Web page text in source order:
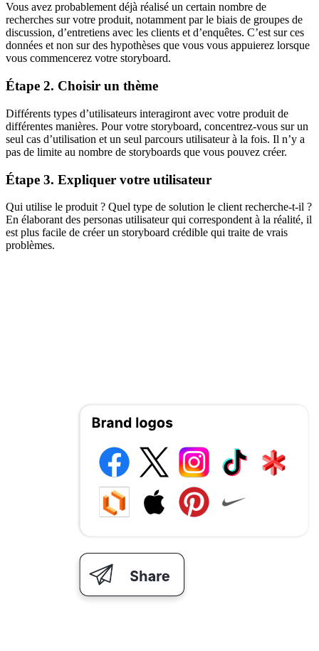
Vous avez probablement déjà réalisé un certain nombre de
recherches sur votre produit, notamment par le biais de groupes de
discussion, d’entretiens avec les clients et d’enquêtes. C’est sur ces
données et non sur des hypothèses que vous vous appuierez lorsque
vous commencerez votre storyboard.
Étape 2. Choisir un thème
Différents types d’utilisateurs interagiront avec votre produit de
différentes manières. Pour votre storyboard, concentrez-vous sur un
seul cas d’utilisation et un seul parcours utilisateur à la fois. Il n’y a
pas de limite au nombre de storyboards que vous pouvez créer.
Étape 3. Expliquer votre utilisateur
Qui utilise le produit ? Quel type de solution le client recherche-t-il ?
En élaborant des personas utilisateur qui correspondent à la réalité, il
est plus facile de créer un storyboard crédible qui traite de vrais
problèmes.